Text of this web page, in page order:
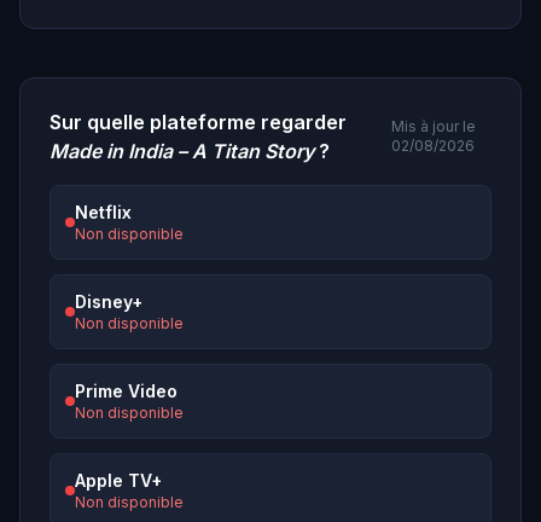
Sur quelle plateforme regarder
Made in India – A Titan Story?
Mis à jour le
02/08/2026
Netflix
Non disponible
Disney+
Non disponible
Prime Video
Non disponible
Apple TV+
Non disponible